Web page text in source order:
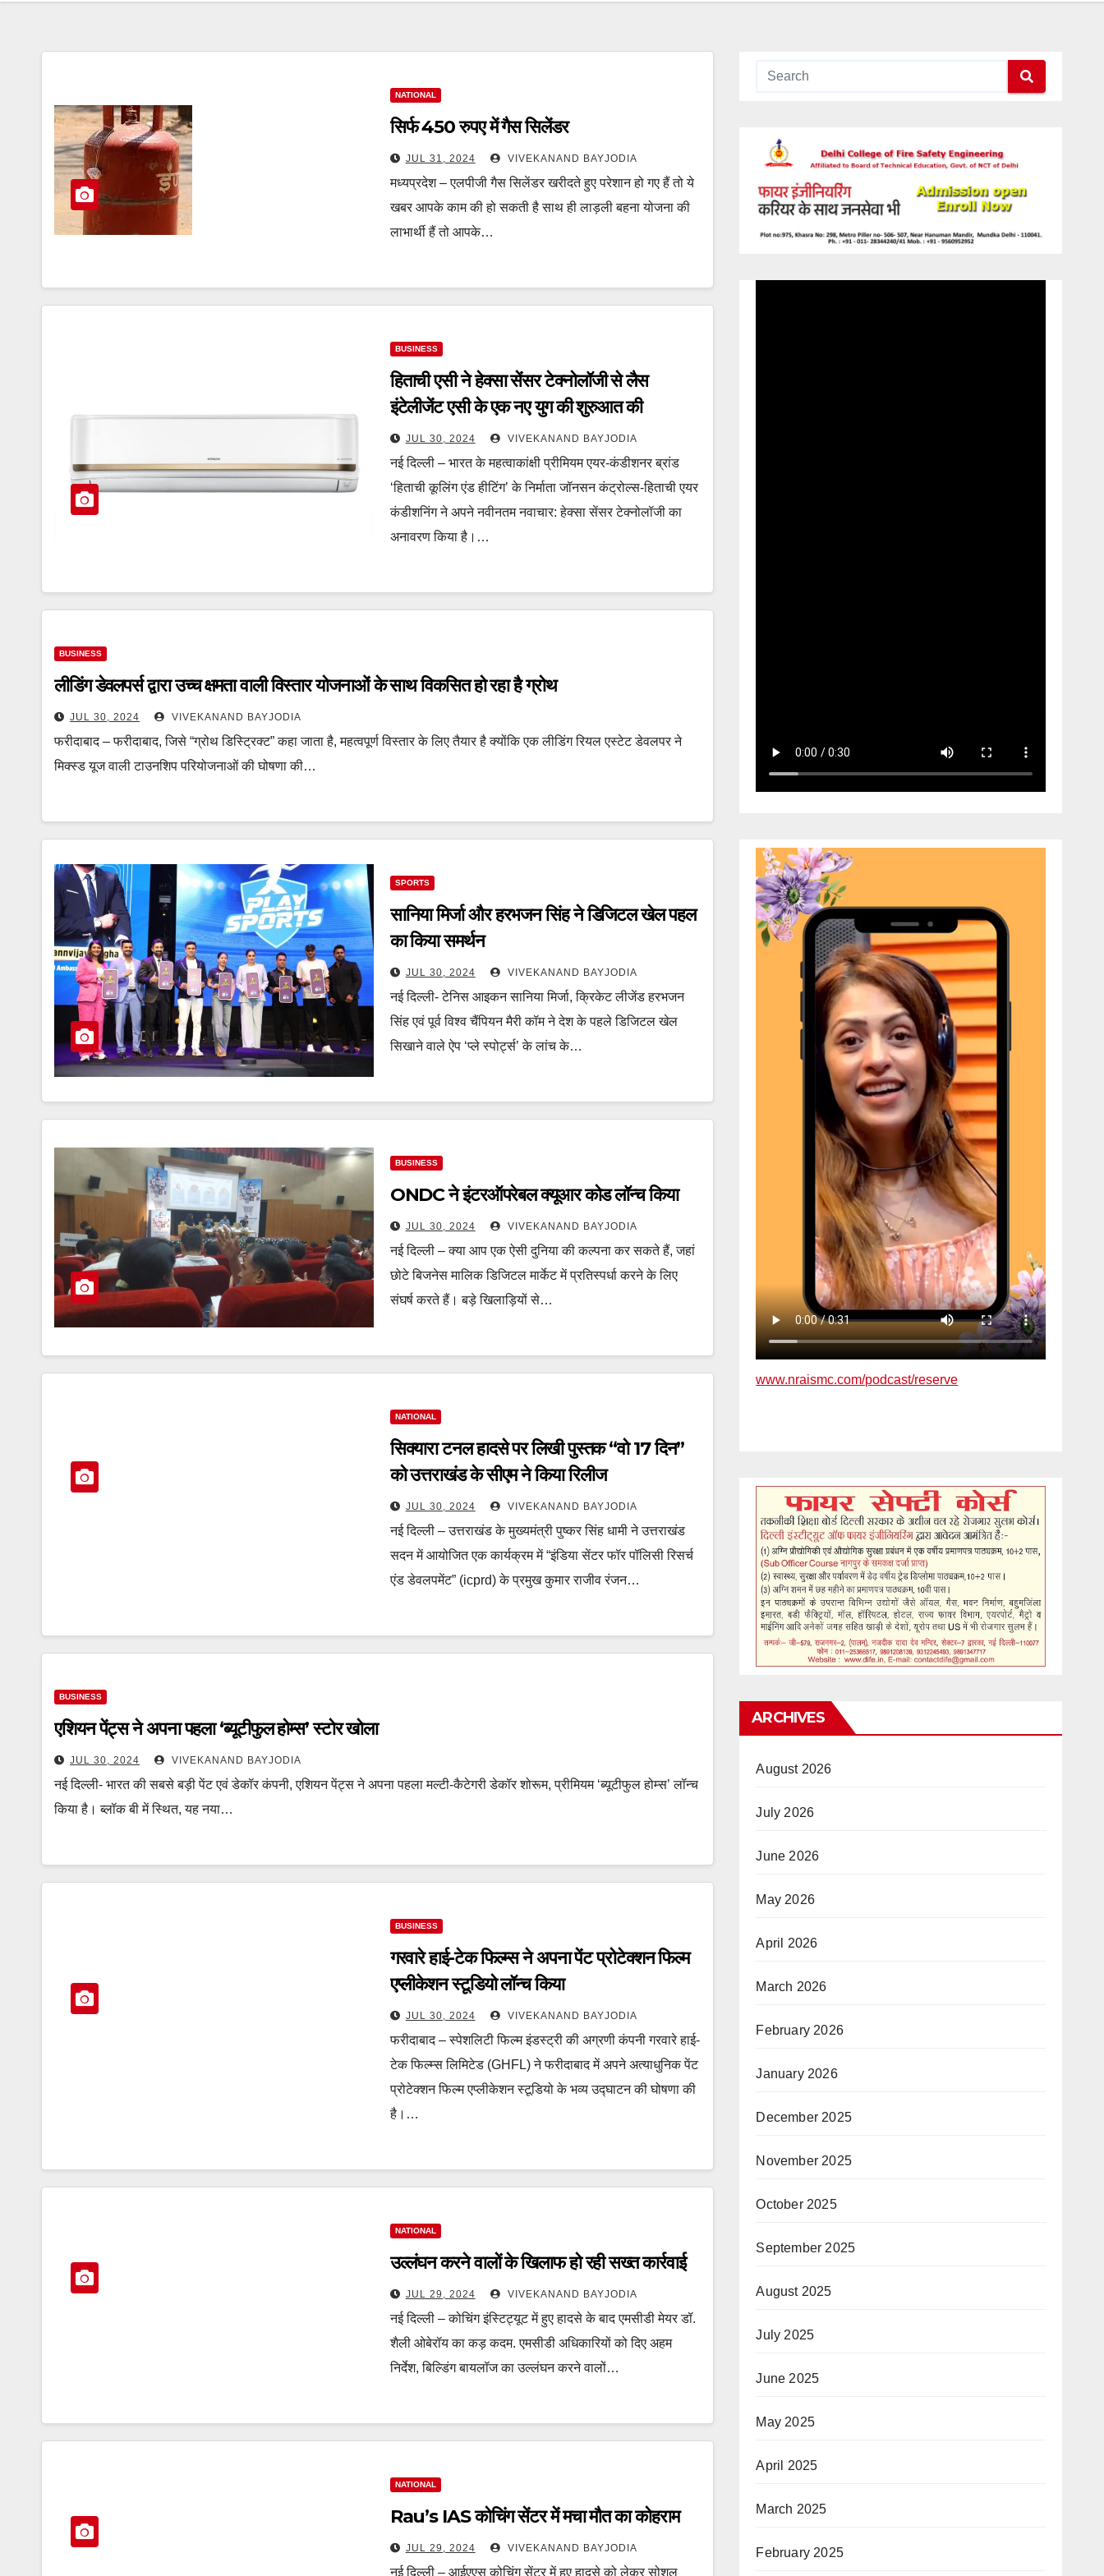
NATIONAL
सिर्फ 450 रुपए में गैस सिलेंडर
JUL 31, 2024 VIVEKANAND BAYJODIA
मध्यप्रदेश – एलपीजी गैस सिलेंडर खरीदते हुए परेशान हो गए हैं तो ये
खबर आपके काम की हो सकती है साथ ही लाड़ली बहना योजना की
लाभार्थी हैं तो आपके…
BUSINESS
हिताची एसी ने हेक्सा सेंसर टेक्नोलॉजी से लैस
इंटेलीजेंट एसी के एक नए युग की शुरुआत की
JUL 30, 2024 VIVEKANAND BAYJODIA
नई दिल्ली – भारत के महत्वाकांक्षी प्रीमियम एयर-कंडीशनर ब्रांड
‘हिताची कूलिंग एंड हीटिंग’ के निर्माता जॉनसन कंट्रोल्स-हिताची एयर
कंडीशनिंग ने अपने नवीनतम नवाचार: हेक्सा सेंसर टेक्नोलॉजी का
अनावरण किया है।…
BUSINESS
लीडिंग डेवलपर्स द्वारा उच्च क्षमता वाली विस्तार योजनाओं के साथ विकसित हो रहा है ग्रोथ
JUL 30, 2024 VIVEKANAND BAYJODIA
फरीदाबाद – फरीदाबाद, जिसे “ग्रोथ डिस्ट्रिक्ट” कहा जाता है, महत्वपूर्ण विस्तार के लिए तैयार है क्योंकि एक लीडिंग रियल एस्टेट डेवलपर ने
मिक्स्ड यूज वाली टाउनशिप परियोजनाओं की घोषणा की…
SPORTS
सानिया मिर्जा और हरभजन सिंह ने डिजिटल खेल पहल
का किया समर्थन
JUL 30, 2024 VIVEKANAND BAYJODIA
नई दिल्ली- टेनिस आइकन सानिया मिर्जा, क्रिकेट लीजेंड हरभजन
सिंह एवं पूर्व विश्व चैंपियन मैरी कॉम ने देश के पहले डिजिटल खेल
सिखाने वाले ऐप ‘प्ले स्पोर्ट्स’ के लांच के…
BUSINESS
ONDC ने इंटरऑपरेबल क्यूआर कोड लॉन्च किया
JUL 30, 2024 VIVEKANAND BAYJODIA
नई दिल्ली – क्या आप एक ऐसी दुनिया की कल्पना कर सकते हैं, जहां
छोटे बिजनेस मालिक डिजिटल मार्केट में प्रतिस्पर्धा करने के लिए
संघर्ष करते हैं। बड़े खिलाड़ियों से…
NATIONAL
सिक्यारा टनल हादसे पर लिखी पुस्तक “वो 17 दिन”
को उत्तराखंड के सीएम ने किया रिलीज
JUL 30, 2024 VIVEKANAND BAYJODIA
नई दिल्ली – उत्तराखंड के मुख्यमंत्री पुष्कर सिंह धामी ने उत्तराखंड
सदन में आयोजित एक कार्यक्रम में “इंडिया सेंटर फॉर पॉलिसी रिसर्च
एंड डेवलपमेंट” (icprd) के प्रमुख कुमार राजीव रंजन…
BUSINESS
एशियन पेंट्स ने अपना पहला ‘ब्यूटीफुल होम्स’ स्टोर खोला
JUL 30, 2024 VIVEKANAND BAYJODIA
नई दिल्ली- भारत की सबसे बड़ी पेंट एवं डेकॉर कंपनी, एशियन पेंट्स ने अपना पहला मल्टी-कैटेगरी डेकॉर शोरूम, प्रीमियम ‘ब्यूटीफुल होम्स’ लॉन्च
किया है। ब्लॉक बी में स्थित, यह नया…
BUSINESS
गरवारे हाई-टेक फिल्म्स ने अपना पेंट प्रोटेक्शन फिल्म
एप्लीकेशन स्टूडियो लॉन्च किया
JUL 30, 2024 VIVEKANAND BAYJODIA
फरीदाबाद – स्पेशलिटी फिल्म इंडस्ट्री की अग्रणी कंपनी गरवारे हाई-
टेक फिल्म्स लिमिटेड (GHFL) ने फरीदाबाद में अपने अत्याधुनिक पेंट
प्रोटेक्शन फिल्म एप्लीकेशन स्टूडियो के भव्य उद्घाटन की घोषणा की
है।…
NATIONAL
उल्लंघन करने वालों के खिलाफ हो रही सख्त कार्रवाई
JUL 29, 2024 VIVEKANAND BAYJODIA
नई दिल्ली – कोचिंग इंस्टिट्यूट में हुए हादसे के बाद एमसीडी मेयर डॉ.
शैली ओबेरॉय का कड़ कदम. एमसीडी अधिकारियों को दिए अहम
निर्देश, बिल्डिंग बायलॉज का उल्लंघन करने वालों…
NATIONAL
Rau’s IAS कोचिंग सेंटर में मचा मौत का कोहराम
JUL 29, 2024 VIVEKANAND BAYJODIA
नई दिल्ली – आईएएस कोचिंग सेंटर में हुए हादसे को लेकर सोशल
www.nraismc.com/podcast/reserve
ARCHIVES
August 2026
July 2026
June 2026
May 2026
April 2026
March 2026
February 2026
January 2026
December 2025
November 2025
October 2025
September 2025
August 2025
July 2025
June 2025
May 2025
April 2025
March 2025
February 2025